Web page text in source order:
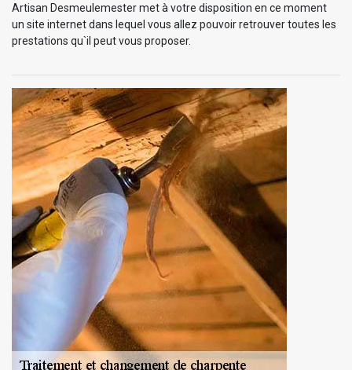
Artisan Desmeulemester met à votre disposition en ce moment
un site internet dans lequel vous allez pouvoir retrouver toutes les
prestations qu`il peut vous proposer.